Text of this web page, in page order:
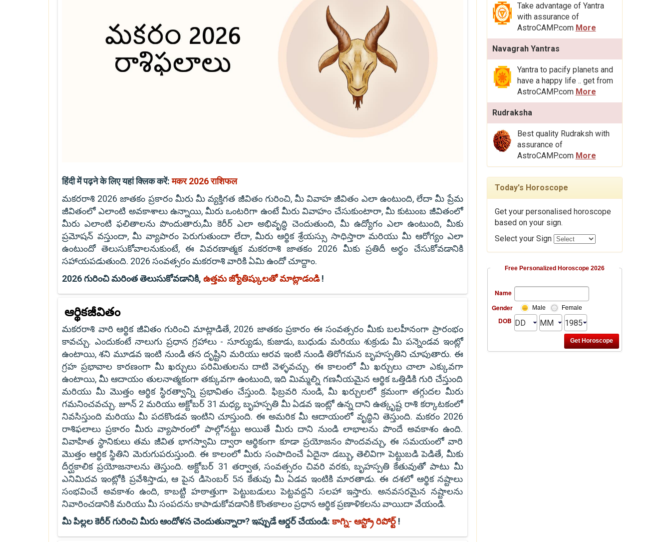
हिंदी में पढ़ने के लिए यहां क्लिक करें:मकर 2026 राशिफल
మకరరాశి 2026 జాతకం ప్రకారం మీరు మీ వ్యక్తిగత జీవితం గురించి, మీ వివాహ జీవితం ఎలా ఉంటుంది, లేదా మీ ప్రేమ
జీవితంలో ఎలాంటి అవకాశాలు ఉన్నాయి, మీరు ఒంటరిగా ఉంటే మీరు వివాహం చేసుకుంటారా, మీ కుటుంబ జీవితంలో
మీరు ఎలాంటి ఫలితాలను పొందుతారు,మీ కెరీర్ ఎలా అభివృద్ధి చెందుతుంది, మీ ఉద్యోగం ఎలా ఉంటుంది, మీకు
ప్రమోషన్ వస్తుందా, మీ వ్యాపారం పెరుగుతుందా లేదా, మీరు ఆర్థిక శ్రేయస్సు సాధిస్తారా మరియు మీ ఆరోగ్యం ఎలా
ఉంటుందో తెలుసుకోవాలనుకుంటే, ఈ వివరణాత్మక మకరరాశి జాతకం 2026 మీకు ప్రతిదీ అర్థం చేసుకోవడానికి
సహాయపడుతుంది. 2026 సంవత్సరం మకరరాశి వారికి ఏమి ఉందో చూద్దాం.
2026 గురించి మరింత తెలుసుకోవడానికి, ఉత్తమ జ్యోతిష్కులతో మాట్లాడండి!
ఆర్థికజీవితం
మకరరాశి వారి ఆర్థిక జీవితం గురించి మాట్లాడితే, 2026 జాతకం ప్రకారం ఈ సంవత్సరం మీకు బలహీనంగా ప్రారంభం
కావచ్చు. ఎందుకంటే నాలుగు ప్రధాన గ్రహాలు - సూర్యుడు, కుజుడు, బుధుడు మరియు శుక్రుడు మీ పన్నెండవ ఇంట్లో
ఉంటాయి, శని మూడవ ఇంటి నుండి తన దృష్టిని మరియు ఆరవ ఇంటి నుండి తిరోగమన బృహస్పతిని చూపుతారు. ఈ
గ్రహ ప్రభావాల కారణంగా మీ ఖర్చులు పరిమితులను దాటి వెళ్ళవచ్చు. ఈ కాలంలో మీ ఖర్చులు చాలా ఎక్కువగా
ఉంటాయి, మీ ఆదాయం తులనాత్మకంగా తక్కువగా ఉంటుంది, ఇది మిమ్మల్ని గణనీయమైన ఆర్థిక ఒత్తిడికి గురి చేస్తుంది
మరియు మీ మొత్తం ఆర్థిక స్థిరత్వాన్ని ప్రభావితం చేస్తుంది. ఫిబ్రవరి నుండి, మీ ఖర్చులలో క్రమంగా తగ్గుదల మీరు
గమనించవచ్చు. జూన్ 2 మరియు అక్టోబర్ 31 మధ్య, బృహస్పతి మీ ఏడవ ఇంట్లో ఉన్న దాని ఉత్కృష్ట రాశి కర్కాటకంలో
నివసిస్తుంది మరియు మీ పదకొండవ ఇంటిని చూస్తుంది. ఈ అమరిక మీ ఆదాయంలో వృద్ధిని తెస్తుంది. మకరం 2026
రాశిఫలాలు ప్రకారం మీరు వ్యాపారంలో పాల్గోనట్టు అయితే మీరు దాని నుండి లాభాలను పొందే అవకాశం ఉంది.
వివాహిత స్థానికులు తమ జీవిత భాగస్వామి ద్వారా ఆర్థికంగా కూడా ప్రయోజనం పొందవచ్చు, ఈ సమయంలో వారి
మొత్తం ఆర్థిక స్థితిని మెరుగుపరుస్తుంది. ఈ కాలంలో మీరు సంపాదించే ఏదైనా డబ్బు, తెలివిగా పెట్టుబడి పెడితే, మీకు
దీర్ఘకాలిక ప్రయోజనాలను తెస్తుంది. అక్టోబర్ 31 తర్వాత, సంవత్సరం చివరి వరకు, బృహస్పతి కేతువుతో పాటు మీ
ఎనిమిదవ ఇంట్లోకి ప్రవేశిస్తాడు, ఆ పైన డిసెంబర్ 5న కేతువు మీ ఏడవ ఇంటికి మారతాడు. ఈ దశలో ఆర్థిక నష్టాలు
సంభవించే అవకాశం ఉంది, కాబట్టి హఠాత్తుగా పెట్టుబడులు పెట్టవద్దని సలహా ఇస్తారు. అనవసరమైన నష్టాలను
నివారించడానికి మరియు మీ సంపదను కాపాడుకోవడానికి కొంతకాలం ప్రధాన ఆర్థిక ప్రణాళికలను వాయిదా వేయండి.
మీ పిల్లల కెరీర్ గురించి మీరు ఆందోళన చెందుతున్నారా? ఇప్పుడే ఆర్డర్ చేయండి: కాగ్ని- ఆస్ట్రో రిపోర్ట్!
Take advantage of Yantra
with assurance of
AstroCAMP.com More
Navagrah Yantras
Yantra to pacify planets and
have a happy life .. get from
AstroCAMP.com More
Rudraksha
Best quality Rudraksh with
assurance of
AstroCAMP.com More
Today's Horoscope
Get your personalised horoscope
based on your sign.
Select your Sign
Free Personalized Horoscope 2026
Name
Gender
Male Female
DOB